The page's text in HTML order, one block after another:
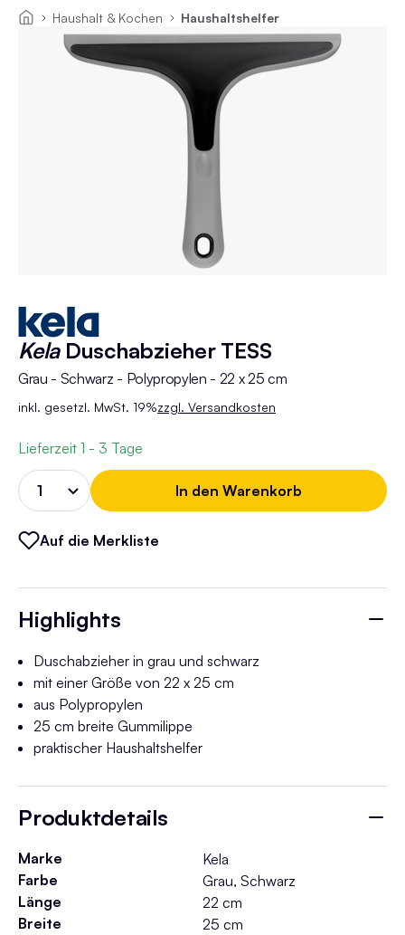
Haushalt & Kochen Haushaltshelfer
Kela Duschabzieher TESS
Grau - Schwarz - Polypropylen - 22 x 25 cm
inkl. gesetzl. MwSt. 19%zzgl. Versandkosten
Lieferzeit 1 - 3 Tage
In den Warenkorb
Auf die Merkliste
Highlights
Duschabzieher in grau und schwarz
mit einer Größe von 22 x 25 cm
aus Polypropylen
25 cm breite Gummilippe
praktischer Haushaltshelfer
Produktdetails
Marke
Kela
Farbe
Grau, Schwarz
Länge
22 cm
Breite
25 cm